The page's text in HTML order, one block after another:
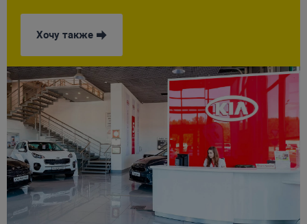
ЗА 2 ГОДА ПРОЕКТА
Хочу также